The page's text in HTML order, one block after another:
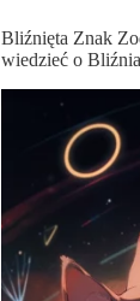
Bliźnięta Znak
wiedzieć o